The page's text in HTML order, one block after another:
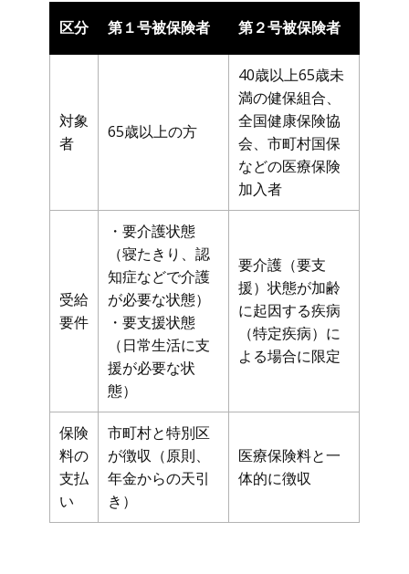
区分 第１号被保険者 第２号被保険者
対象
者
65歳以上の方
40歳以上65歳未
満の健保組合、
全国健康保険協
会、市町村国保
などの医療保険
加入者
受給
要件
・要介護状態
（寝たきり、認
知症などで介護
が必要な状態）
・要支援状態
（日常生活に支
援が必要な状
態）
要介護（要支
援）状態が加齢
に起因する疾病
（特定疾病）に
よる場合に限定
保険
料の
支払
い
市町村と特別区
が徴収（原則、
年金からの天引
き）
医療保険料と一
体的に徴収